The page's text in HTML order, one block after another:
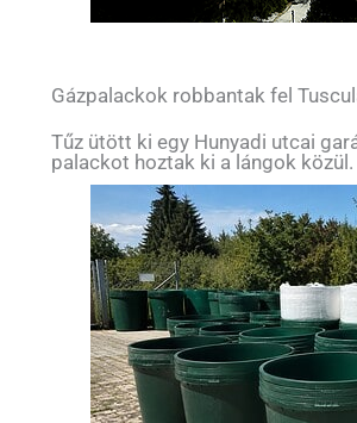
Gázpalackok robbantak fel
Tűz ütött ki egy Hunyadi utcai
palackot hoztak ki a lángok közül.